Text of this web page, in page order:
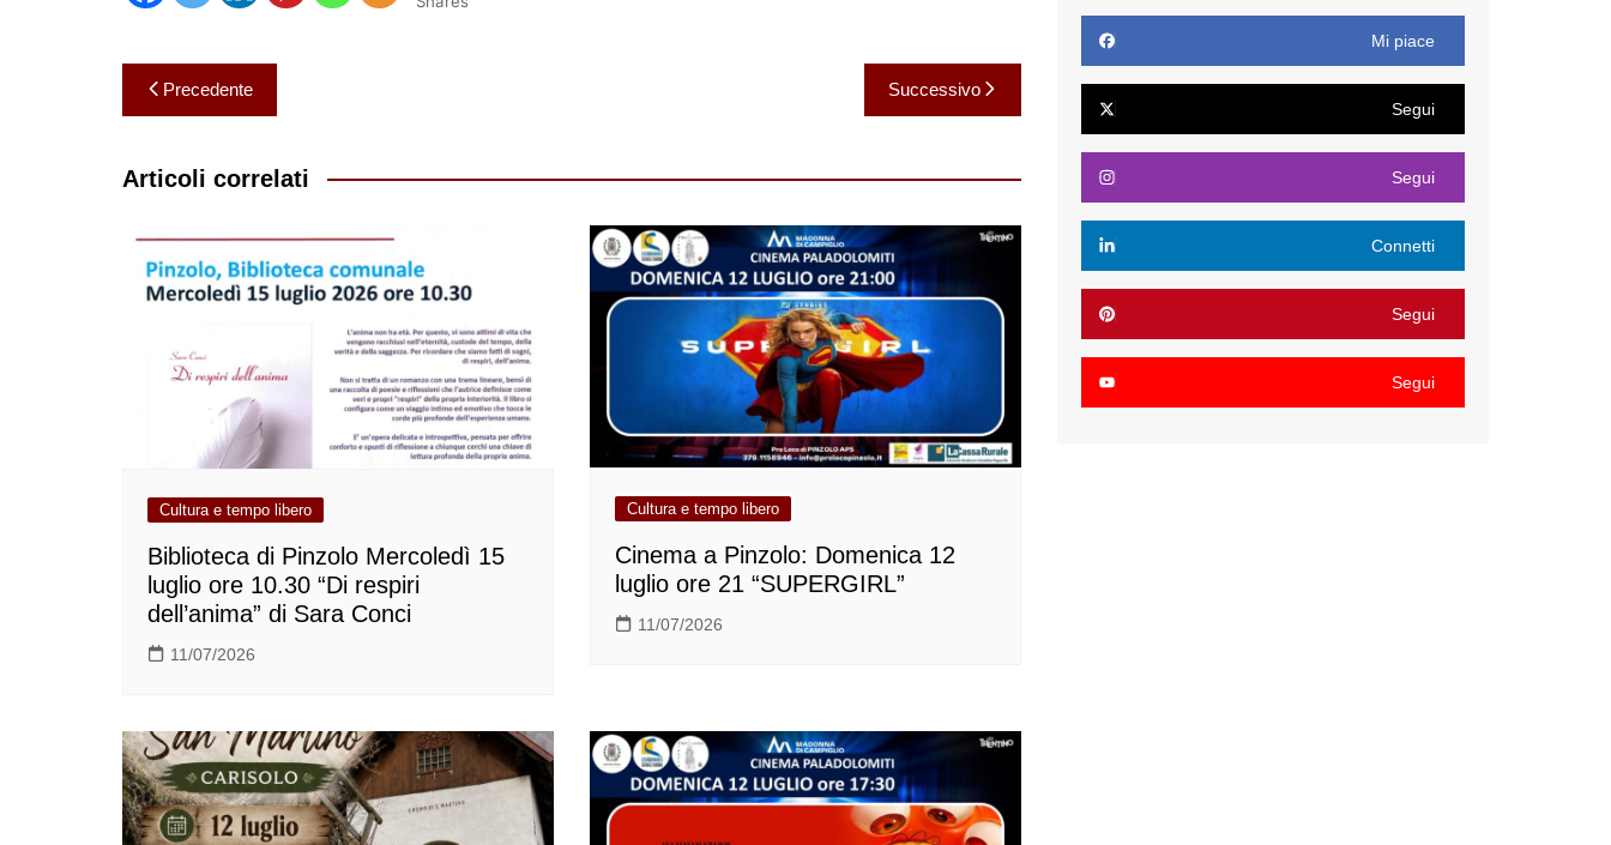
Navigazione
articoli
Precedente Successivo
Articoli correlati
Cultura e tempo libero
Biblioteca di Pinzolo Mercoledì 15
luglio ore 10.30 “Di respiri
dell’anima” di Sara Conci
11/07/2026
Cultura e tempo libero
Cinema a Pinzolo: Domenica 12
luglio ore 21 “SUPERGIRL”
11/07/2026
Mi piace
Segui
Segui
Connetti
Segui
Segui